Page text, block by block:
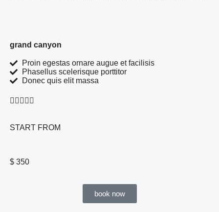
grand canyon
Proin egestas ornare augue et facilisis
Phasellus scelerisque porttitor
Donec quis elit massa
    
START FROM
$ 350
book now